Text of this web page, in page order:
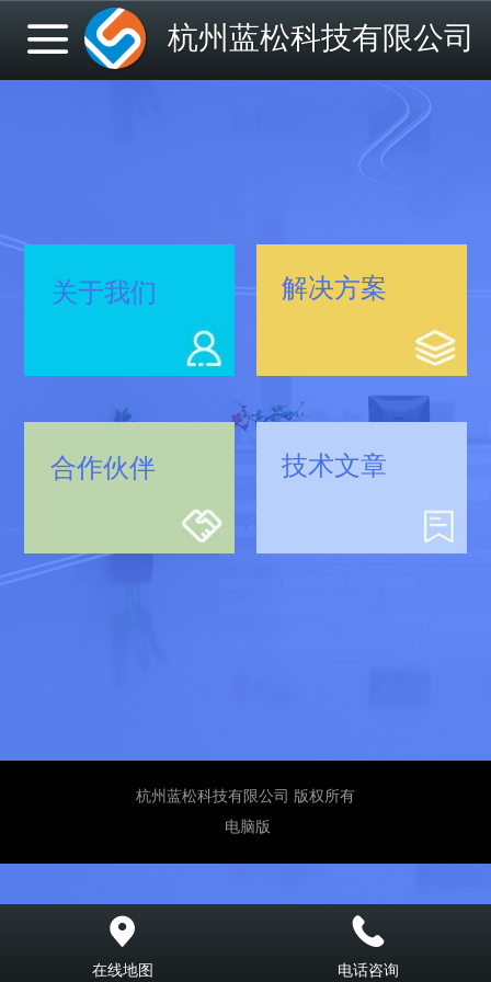
杭州蓝松科技有限公司
关于我们 解决方案
合作伙伴 技术文章
杭州蓝松科技有限公司 版权所有
电脑版
在线地图 电话咨询